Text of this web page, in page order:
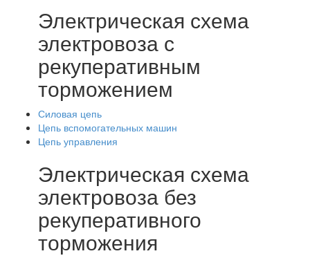
Электрическая схема
электровоза с
рекуперативным
торможением
Силовая цепь
Цепь вспомогательных машин
Цепь управления
Электрическая схема
электровоза без
рекуперативного
торможения